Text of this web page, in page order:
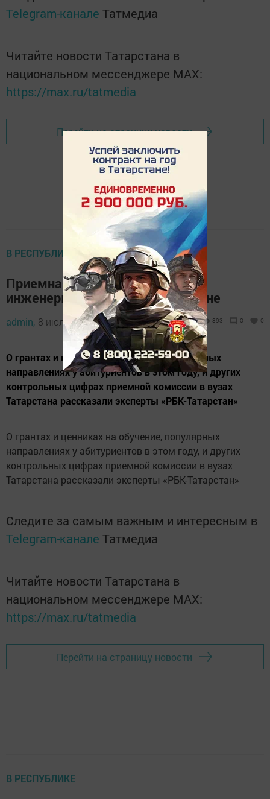
Telegram-канале Татмедиа
Читайте новости Татарстана в
национальном мессенджере MАХ:
https://max.ru/tatmedia
Перейти на страницу новости
В РЕСПУБЛИКЕ
Приемная кампания в вузы РТ:
инженеры и врачи выросли в цене
admin, 8 июль 2016 - 14:45 893 0 0
О грантах и ценниках на обучение, популярных
направлениях у абитуриентов в этом году, и других
контрольных цифрах приемной комиссии в вузах
Татарстана рассказали эксперты «РБК-Татарстан»
О грантах и ценниках на обучение, популярных
направлениях у абитуриентов в этом году, и других
контрольных цифрах приемной комиссии в вузах
Татарстана рассказали эксперты «РБК-Татарстан»
Следите за самым важным и интересным в
Telegram-канале Татмедиа
Читайте новости Татарстана в
национальном мессенджере MАХ:
https://max.ru/tatmedia
Перейти на страницу новости
В РЕСПУБЛИКЕ